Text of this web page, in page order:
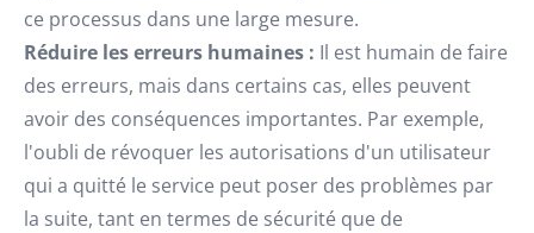
ce processus dans une large mesure.
Réduire les erreurs humaines : Il est humain de faire
des erreurs, mais dans certains cas, elles peuvent
avoir des conséquences importantes. Par exemple,
l'oubli de révoquer les autorisations d'un utilisateur
qui a quitté le service peut poser des problèmes par
la suite, tant en termes de sécurité que de